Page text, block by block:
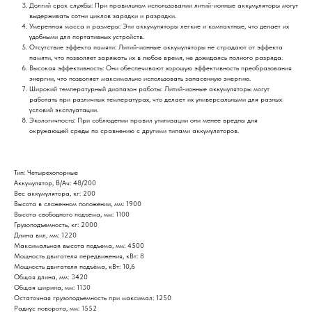
Долгий срок службы: При правильном использовании литий-ионные аккумуляторы могут
выдерживать сотни циклов зарядки и разрядки.
Умеренная масса и размеры: Эти аккумуляторы легкие и компактные, что делает их
удобными для портативных устройств.
Отсутствие эффекта памяти: Литий-ионные аккумуляторы не страдают от эффекта
памяти, что позволяет заряжать их в любое время, не дожидаясь полного разряда.
Высокая эффективность: Они обеспечивают хорошую эффективность преобразования
энергии, что позволяет максимально использовать запасенную энергию.
Широкий температурный диапазон работы: Литий-ионные аккумуляторы могут
работать при различных температурах, что делает их универсальными для разных
условий эксплуатации.
Экологичность: При соблюдении правил утилизации они менее вредны для
окружающей среды по сравнению с другими типами аккумуляторов.
Тип: Четырехопорные
Аккумулятор, В/Ач: 48/200
Вес аккумулятора, кг: 200
Высота в сложенном положении, мм: 1900
Высота свободного подъема, мм: 1100
Грузоподъемность, кг: 2000
Длина вил, мм: 1220
Максимальная высота подъема, мм: 4500
Мощность двигателя передвижения, кВт: 8
Мощность двигателя подъёма, кВт: 10,6
Общая длина, мм: 3420
Общая ширина, мм: 1130
Остаточная грузоподъемность при максимал: 1250
Радиус поворота, мм: 1552